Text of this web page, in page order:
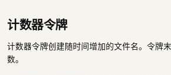
计数器令牌
计数器令牌创建随时间增加的文件名。令牌
数。